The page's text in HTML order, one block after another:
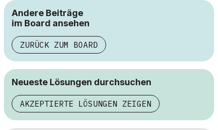
Andere Beiträge
im Board ansehen
ZURÜCK ZUM BOARD
Neueste Lösungen durchsuchen
AKZEPTIERTE LÖSUNGEN ZEIGEN